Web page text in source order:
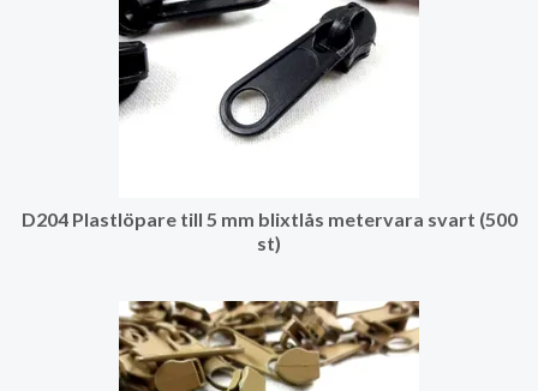
D204 Plastlöpare till 5 mm blixtlås metervara svart (500
st)